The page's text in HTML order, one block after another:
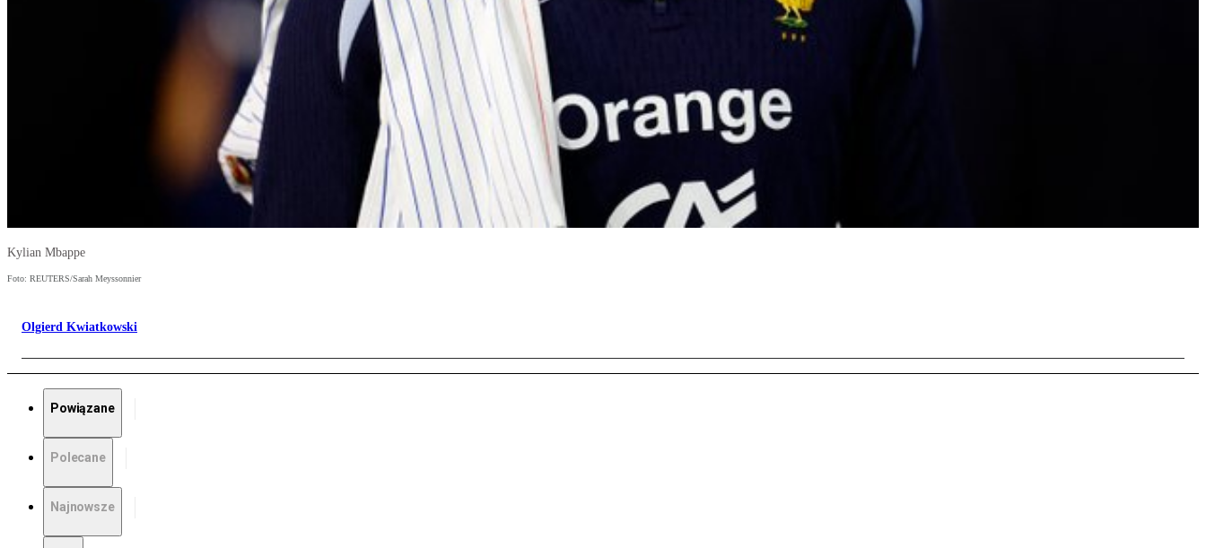
Kylian Mbappe
Foto: REUTERS/Sarah Meyssonnier
Olgierd Kwiatkowski
Powiązane
Polecane
Najnowsze